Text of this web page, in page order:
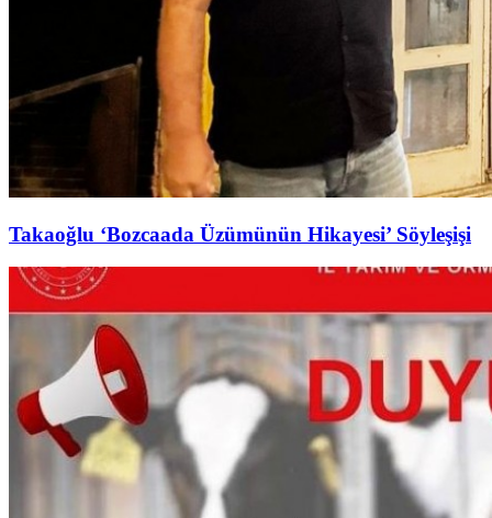
Takaoğlu ‘Bozcaada Üzümünün Hikayesi’ Söyleşişi